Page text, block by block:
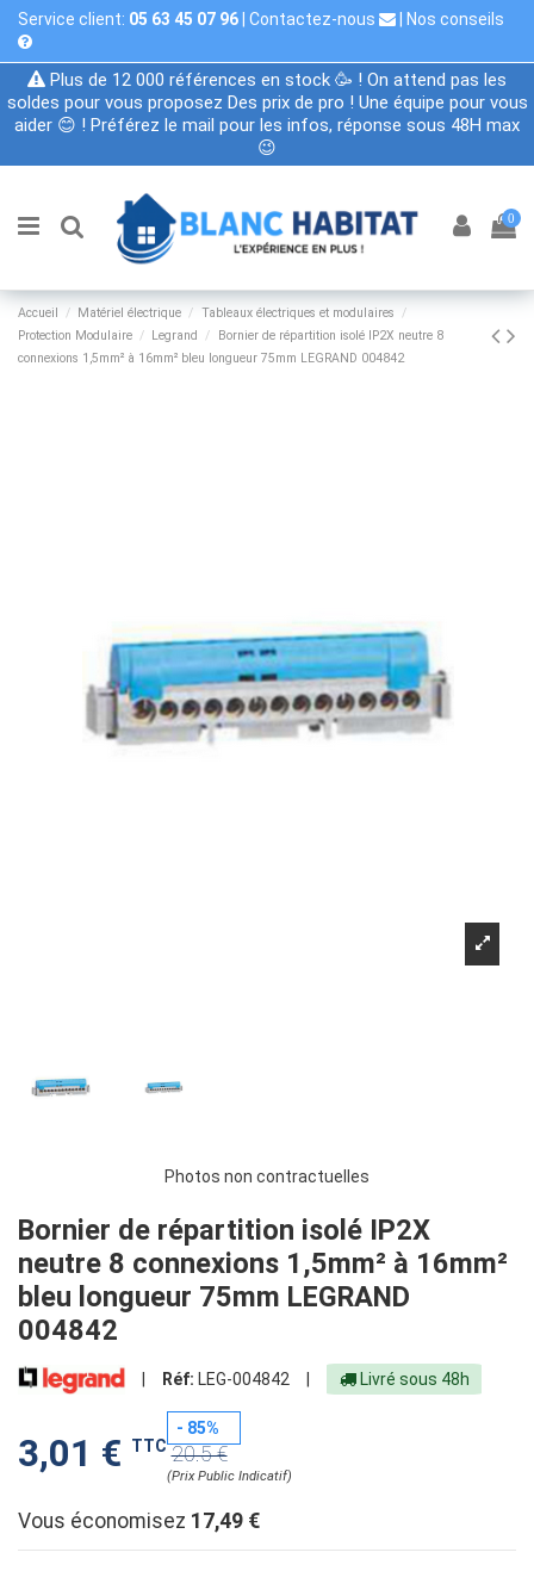
Service client: 05 63 45 07 96 Contactez-nous Nos conseils
Plus de 12 000 références en stock 🥳 ! On attend pas les
soldes pour vous proposez Des prix de pro ! Une équipe pour vous
aider 😊 ! Préférez le mail pour les infos, réponse sous 48H max
😉
0
Accueil Matériel électrique
Tableaux électriques et modulaires
Protection Modulaire
Legrand
Bornier de répartition isolé IP2X neutre 8
connexions 1,5mm² à 16mm² bleu longueur 75mm LEGRAND 004842
Photos non contractuelles
Bornier de répartition isolé IP2X
neutre 8 connexions 1,5mm² à 16mm²
bleu longueur 75mm LEGRAND
004842
Réf: LEG-004842 Livré sous 48h
3,01 € TTC
- 85%
20.5 €
(Prix Public Indicatif)
Vous économisez 17,49 €